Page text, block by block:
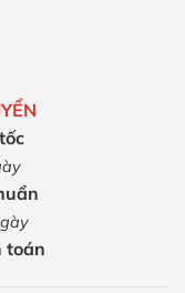
toán